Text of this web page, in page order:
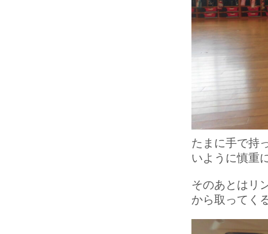
たまに手で持
いように慎重
そのあとはリ
から取ってく